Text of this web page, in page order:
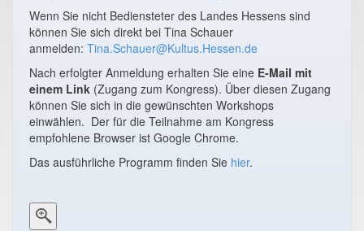
Wenn Sie nicht Bediensteter des Landes Hessens sind
können Sie sich direkt bei Tina Schauer
anmelden: Tina.Schauer@Kultus.Hessen.de
Nach erfolgter Anmeldung erhalten Sie eine E-Mail mit
einem Link (Zugang zum Kongress). Über diesen Zugang
können Sie sich in die gewünschten Workshops
einwählen. Der für die Teilnahme am Kongress
empfohlene Browser ist Google Chrome.
Das ausführliche Programm finden Sie hier.